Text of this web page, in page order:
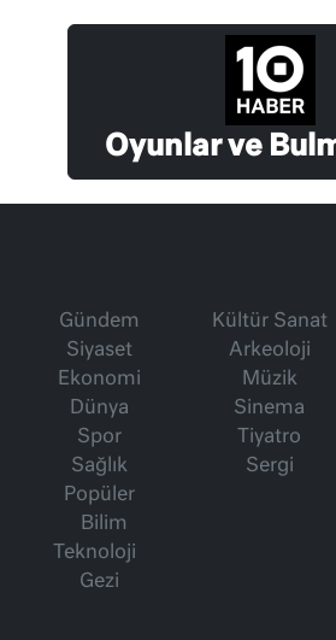
Oyunlar ve
Gündem
Siyaset
Ekonomi
Dünya
Spor
Sağlık
Popüler
Bilim
Teknoloji
Gezi
Kültür Sanat
Arkeoloji
Müzik
Sinema
Tiyatro
Sergi